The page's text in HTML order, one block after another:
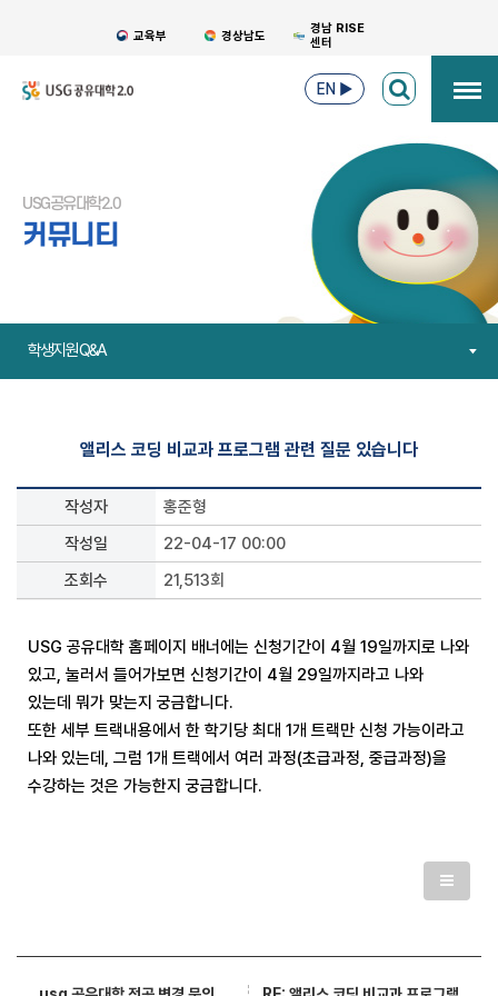
교육부 경상남도
경남 RISE
센터
EN ▶
USG공유대학2.0
커뮤니티
학생지원 Q&A
앨리스 코딩 비교과 프로그램 관련 질문 있습니다
작성자
홍준형
작성일
22-04-17 00:00
조회수
21,513회
USG 공유대학 홈페이지 배너에는 신청기간이 4월 19일까지로 나와
있고, 눌러서 들어가보면 신청기간이 4월 29일까지라고 나와
있는데 뭐가 맞는지 궁금합니다.
또한 세부 트랙내용에서 한 학기당 최대 1개 트랙만 신청 가능이라고
나와 있는데, 그럼 1개 트랙에서 여러 과정(초급과정, 중급과정)을
수강하는 것은 가능한지 궁금합니다.